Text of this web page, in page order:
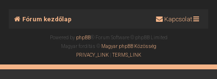
Fórum kezdőlap Kapcsolat
Powered by phpBB® Forum Software © phpBB Limited
Magyar fordítás © Magyar phpBB Közösség
PRIVACY_LINK|TERMS_LINK